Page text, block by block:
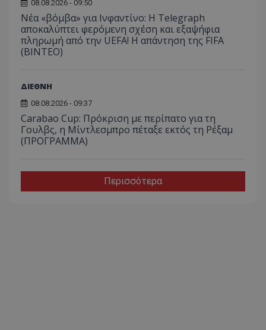
08.08.2026 - 09:50
Νέα «βόμβα» για Ινφαντίνο: Η Telegraph
αποκαλύπτει φερόμενη σχέση και εξαψήφια
πληρωμή από την UEFA! Η απάντηση της FIFA
(ΒΙΝΤΕΟ)
ΔΙΕΘΝΗ
08.08.2026 - 09:37
Carabao Cup: Πρόκριση με περίπατο για τη
Γουλβς, η Μίντλεσμπρο πέταξε εκτός τη Ρέξαμ
(ΠΡΟΓΡΑΜΜΑ)
Περισσότερα